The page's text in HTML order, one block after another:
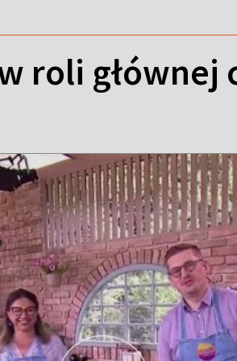
roli głównej